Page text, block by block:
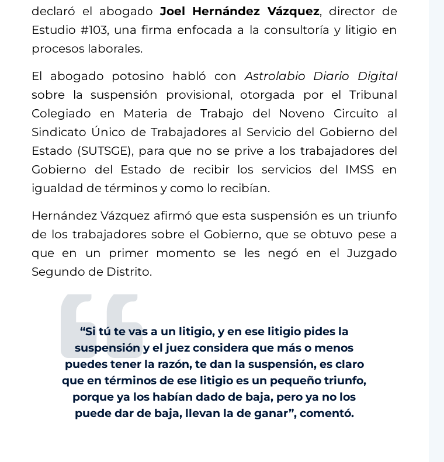
declaró el abogadoJoel Hernández Vázquez, director de
Estudio #103, una firma enfocada a la consultoría y litigio en
procesos laborales.
El abogado potosino habló conAstrolabio Diario Digital
sobre la suspensión provisional, otorgada por el Tribunal
Colegiado en Materia de Trabajo del Noveno Circuito al
Sindicato Único de Trabajadores al Servicio del Gobierno del
Estado (SUTSGE), para que no se prive a los trabajadores del
Gobierno del Estado de recibir los servicios del IMSS en
igualdad de términos y como lo recibían.
Hernández Vázquez afirmó que esta suspensión es un triunfo
de los trabajadores sobre el Gobierno, que se obtuvo pese a
que en un primer momento se les negó en el Juzgado
Segundo de Distrito.
“Si tú te vas a un litigio, y en ese litigio pides la
suspensión y el juez considera que más o menos
puedes tener la razón, te dan la suspensión, es claro
que en términos de ese litigio es un pequeño triunfo,
porque ya los habían dado de baja, pero ya no los
puede dar de baja, llevan la de ganar”, comentó.